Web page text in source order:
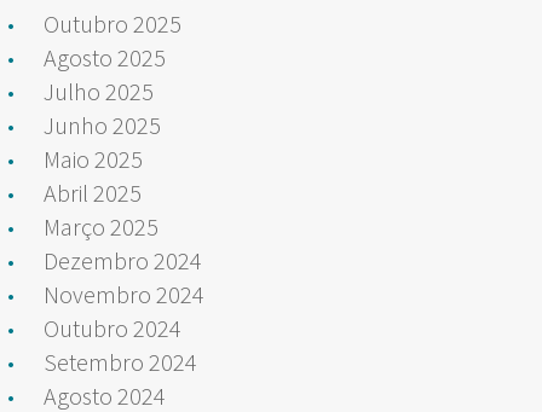
Outubro 2025
Agosto 2025
Julho 2025
Junho 2025
Maio 2025
Abril 2025
Março 2025
Dezembro 2024
Novembro 2024
Outubro 2024
Setembro 2024
Agosto 2024